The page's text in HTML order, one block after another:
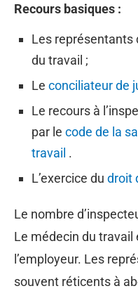
Recours basiques :
Les représentants
du travail ;
Le conciliateur de
Le recours à
par le code de la
travail .
L’exercice du droit
Le nombre
Le médecin du
l’employeur. Les
souvent réticents à